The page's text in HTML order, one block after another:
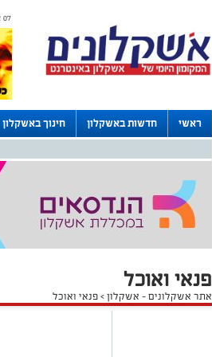
07 אוגוסט 2026 / 22:33
ראשי חדשות באשקלון חינוך באשקלון
פנאי ואוכל
אתר אשקלונים - אשקלון>פנאי ואוכל